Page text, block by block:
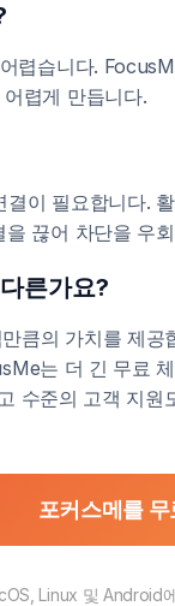
렵습니다.
렵게 만듭니다.
이 필요합니다.
끊어 차단을 우
른가요?
큼의 가치를 제
는 더 긴 무료
수준의 고객 지원
포커스메를
Linux 및 Android